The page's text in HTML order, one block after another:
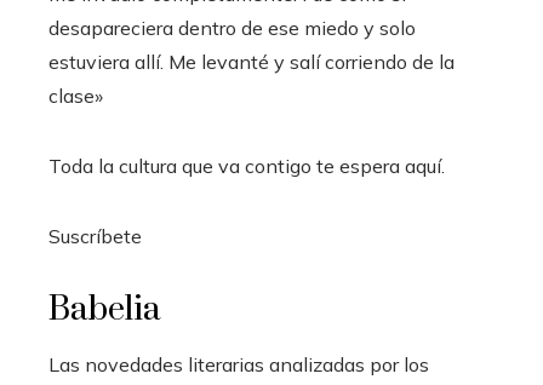
desapareciera dentro de ese miedo y solo
estuviera allí. Me levanté y salí corriendo de la
clase»
Toda la cultura que va contigo te espera aquí.
Suscríbete
Babelia
Las novedades literarias analizadas por los